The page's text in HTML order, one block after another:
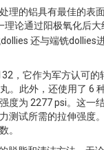
理的铝具有最佳的表
理论通过阳极氧化后大
还与端铣dollies
，它作为军方认可的
。此外，还使用了 6
度为 2277 psi。这一
测试所需的拉伸强度
。